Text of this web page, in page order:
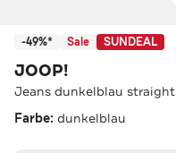
-49%* Sale SUNDEAL
JOOP!
Jeans dunkelblau straight
Farbe: dunkelblau